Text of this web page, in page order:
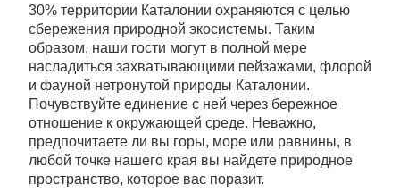
30% территории Каталонии охраняются с целью
сбережения природной экосистемы. Таким
образом, наши гости могут в полной мере
насладиться захватывающими пейзажами, флорой
и фауной нетронутой природы Каталонии.
Почувствуйте единение с ней через бережное
отношение к окружающей среде. Неважно,
предпочитаете ли вы горы, море или равнины, в
любой точке нашего края вы найдете природное
пространство, которое вас поразит.